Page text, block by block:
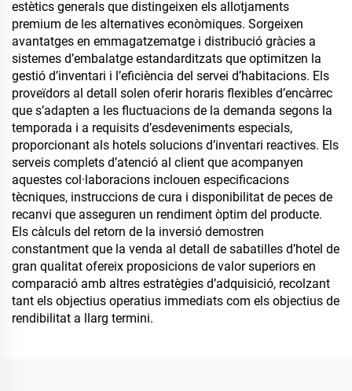
estètics generals que distingeixen els allotjaments
premium de les alternatives econòmiques. Sorgeixen
avantatges en emmagatzematge i distribució gràcies a
sistemes d’embalatge estandarditzats que optimitzen la
gestió d’inventari i l’eficiència del servei d’habitacions. Els
proveïdors al detall solen oferir horaris flexibles d’encàrrec
que s’adapten a les fluctuacions de la demanda segons la
temporada i a requisits d’esdeveniments especials,
proporcionant als hotels solucions d’inventari reactives. Els
serveis complets d’atenció al client que acompanyen
aquestes col·laboracions inclouen especificacions
tècniques, instruccions de cura i disponibilitat de peces de
recanvi que asseguren un rendiment òptim del producte.
Els càlculs del retorn de la inversió demostren
constantment que la venda al detall de sabatilles d’hotel de
gran qualitat ofereix proposicions de valor superiors en
comparació amb altres estratègies d’adquisició, recolzant
tant els objectius operatius immediats com els objectius de
rendibilitat a llarg termini.